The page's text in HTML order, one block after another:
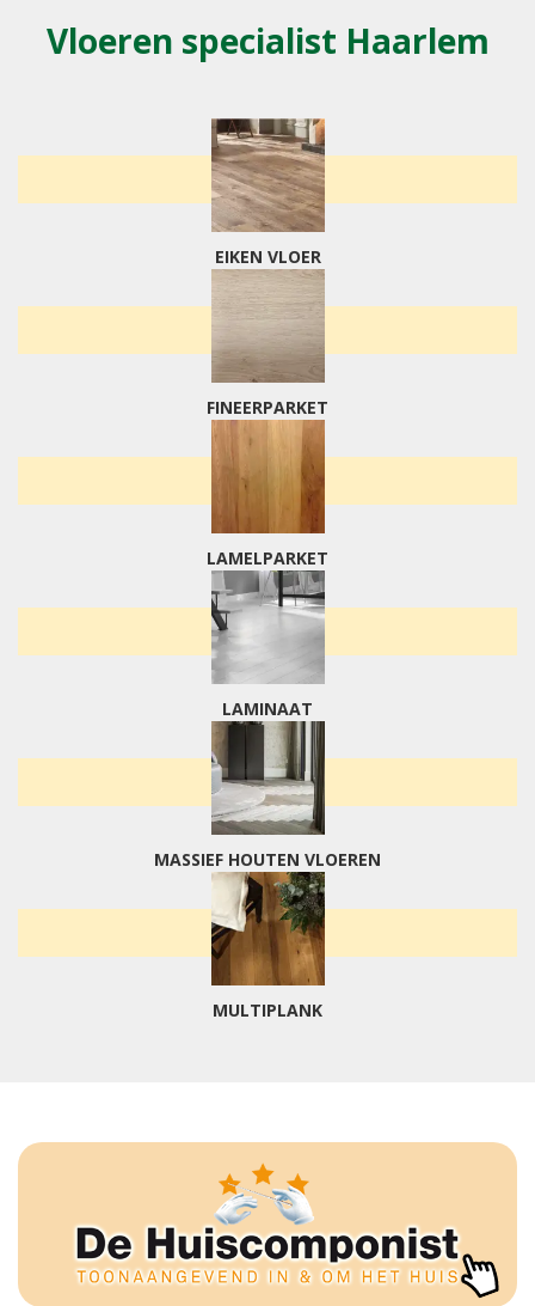
Vloeren specialist Haarlem
EIKEN VLOER
FINEERPARKET
LAMELPARKET
LAMINAAT
MASSIEF HOUTEN VLOEREN
MULTIPLANK